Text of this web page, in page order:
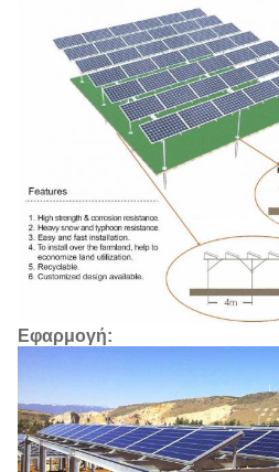
Εφαρμογή: